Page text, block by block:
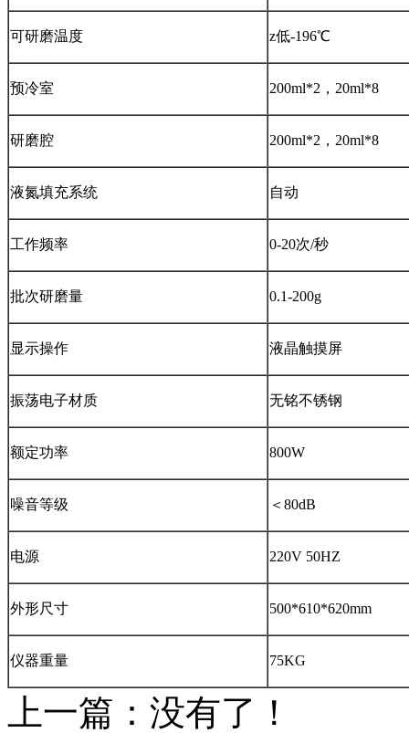
可研磨温度 z低-196℃
预冷室 200ml*2，20ml*8
研磨腔 200ml*2，20ml*8
液氮填充系统 自动
工作频率 0-20次/秒
批次研磨量 0.1-200g
显示操作 液晶触摸屏
振荡电子材质 无铭不锈钢
额定功率 800W
噪音等级 ＜80dB
电源 220V 50HZ
外形尺寸 500*610*620mm
仪器重量 75KG
上一篇：没有了！